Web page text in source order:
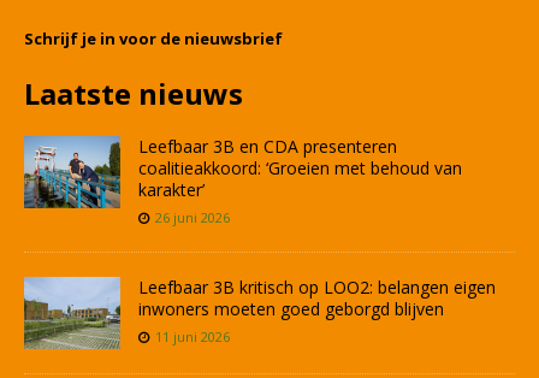
Schrijf je in voor de nieuwsbrief
Laatste nieuws
Leefbaar 3B en CDA presenteren
coalitieakkoord: ‘Groeien met behoud van
karakter’
26 juni 2026
Leefbaar 3B kritisch op LOO2: belangen eigen
inwoners moeten goed geborgd blijven
11 juni 2026